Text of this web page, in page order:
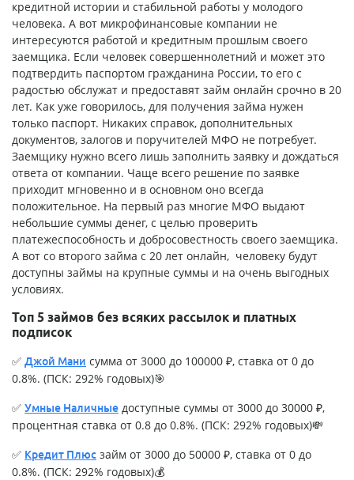
кредитной истории и стабильной работы у молодого
человека. А вот микрофинансовые компании не
интересуются работой и кредитным прошлым своего
заемщика. Если человек совершеннолетний и может это
подтвердить паспортом гражданина России, то его с
радостью обслужат и предоставят займ онлайн срочно в 20
лет. Как уже говорилось, для получения займа нужен
только паспорт. Никаких справок, дополнительных
документов, залогов и поручителей МФО не потребует.
Заемщику нужно всего лишь заполнить заявку и дождаться
ответа от компании. Чаще всего решение по заявке
приходит мгновенно и в основном оно всегда
положительное. На первый раз многие МФО выдают
небольшие суммы денег, с целью проверить
платежеспособность и добросовестность своего заемщика.
А вот со второго займа с 20 лет онлайн, человеку будут
доступны займы на крупные суммы и на очень выгодных
условиях.
Топ 5 займов без всяких рассылок и платных
подписок
✅ Джой Мани сумма от 3000 до 100000 ₽, ставка от 0 до
0.8%. (ПСК: 292% годовых)🎯
✅ Умные Наличные доступные суммы от 3000 до 30000 ₽,
процентная ставка от 0.8 до 0.8%. (ПСК: 292% годовых)💸
✅ Кредит Плюс займ от 3000 до 50000 ₽, ставка от 0 до
0.8%. (ПСК: 292% годовых)💰